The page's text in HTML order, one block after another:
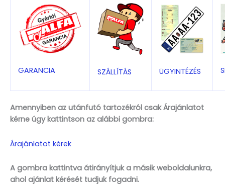
GARANCIA SZÁLLÍTÁS ÜGYINTÉZÉS
Amennyiben az utánfutó tartozékról csak Árajánlatot
kérne úgy kattintson az alábbi gombra:
Árajánlatot kérek
A gombra kattintva átirányítjuk a másik weboldalunkra,
ahol ajánlat kérését tudjuk fogadni.